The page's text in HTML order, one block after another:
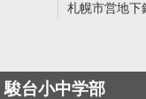
札幌市営地下
駿台小中学部